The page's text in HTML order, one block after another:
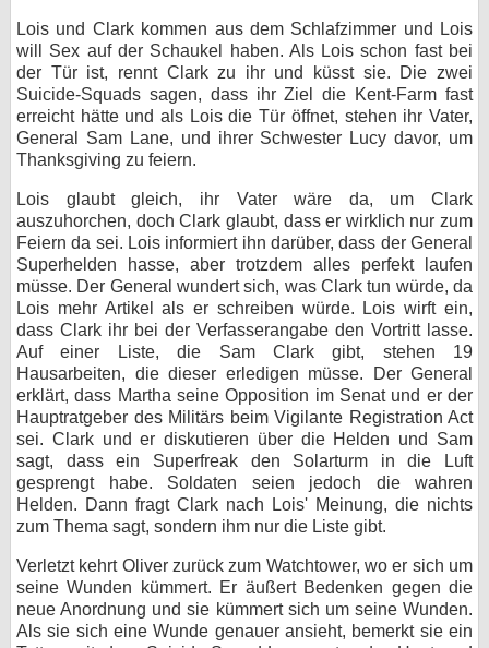
Lois und Clark kommen aus dem Schlafzimmer und Lois
will Sex auf der Schaukel haben. Als Lois schon fast bei
der Tür ist, rennt Clark zu ihr und küsst sie. Die zwei
Suicide-Squads sagen, dass ihr Ziel die Kent-Farm fast
erreicht hätte und als Lois die Tür öffnet, stehen ihr Vater,
General Sam Lane, und ihrer Schwester Lucy davor, um
Thanksgiving zu feiern.
Lois glaubt gleich, ihr Vater wäre da, um Clark
auszuhorchen, doch Clark glaubt, dass er wirklich nur zum
Feiern da sei. Lois informiert ihn darüber, dass der General
Superhelden hasse, aber trotzdem alles perfekt laufen
müsse. Der General wundert sich, was Clark tun würde, da
Lois mehr Artikel als er schreiben würde. Lois wirft ein,
dass Clark ihr bei der Verfasserangabe den Vortritt lasse.
Auf einer Liste, die Sam Clark gibt, stehen 19
Hausarbeiten, die dieser erledigen müsse. Der General
erklärt, dass Martha seine Opposition im Senat und er der
Hauptratgeber des Militärs beim Vigilante Registration Act
sei. Clark und er diskutieren über die Helden und Sam
sagt, dass ein Superfreak den Solarturm in die Luft
gesprengt habe. Soldaten seien jedoch die wahren
Helden. Dann fragt Clark nach Lois' Meinung, die nichts
zum Thema sagt, sondern ihm nur die Liste gibt.
Verletzt kehrt Oliver zurück zum Watchtower, wo er sich um
seine Wunden kümmert. Er äußert Bedenken gegen die
neue Anordnung und sie kümmert sich um seine Wunden.
Als sie sich eine Wunde genauer ansieht, bemerkt sie ein